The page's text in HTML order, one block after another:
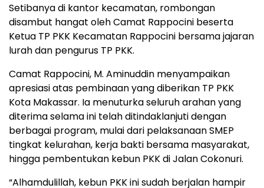
Setibanya di kantor kecamatan, rombongan
disambut hangat oleh Camat Rappocini beserta
Ketua TP PKK Kecamatan Rappocini bersama jajaran
lurah dan pengurus TP PKK.
Camat Rappocini, M. Aminuddin menyampaikan
apresiasi atas pembinaan yang diberikan TP PKK
Kota Makassar. Ia menuturka seluruh arahan yang
diterima selama ini telah ditindaklanjuti dengan
berbagai program, mulai dari pelaksanaan SMEP
tingkat kelurahan, kerja bakti bersama masyarakat,
hingga pembentukan kebun PKK di Jalan Cokonuri.
“Alhamdulillah, kebun PKK ini sudah berjalan hampir